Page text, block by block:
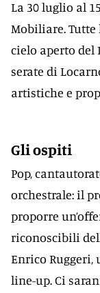
La 30 luglio al
Mobiliare. Tutte
cielo aperto del
serate di
artistiche e
Gli ospiti
Pop,
orchestrale: il
proporre
riconoscibili
Enrico
line-up. Ci